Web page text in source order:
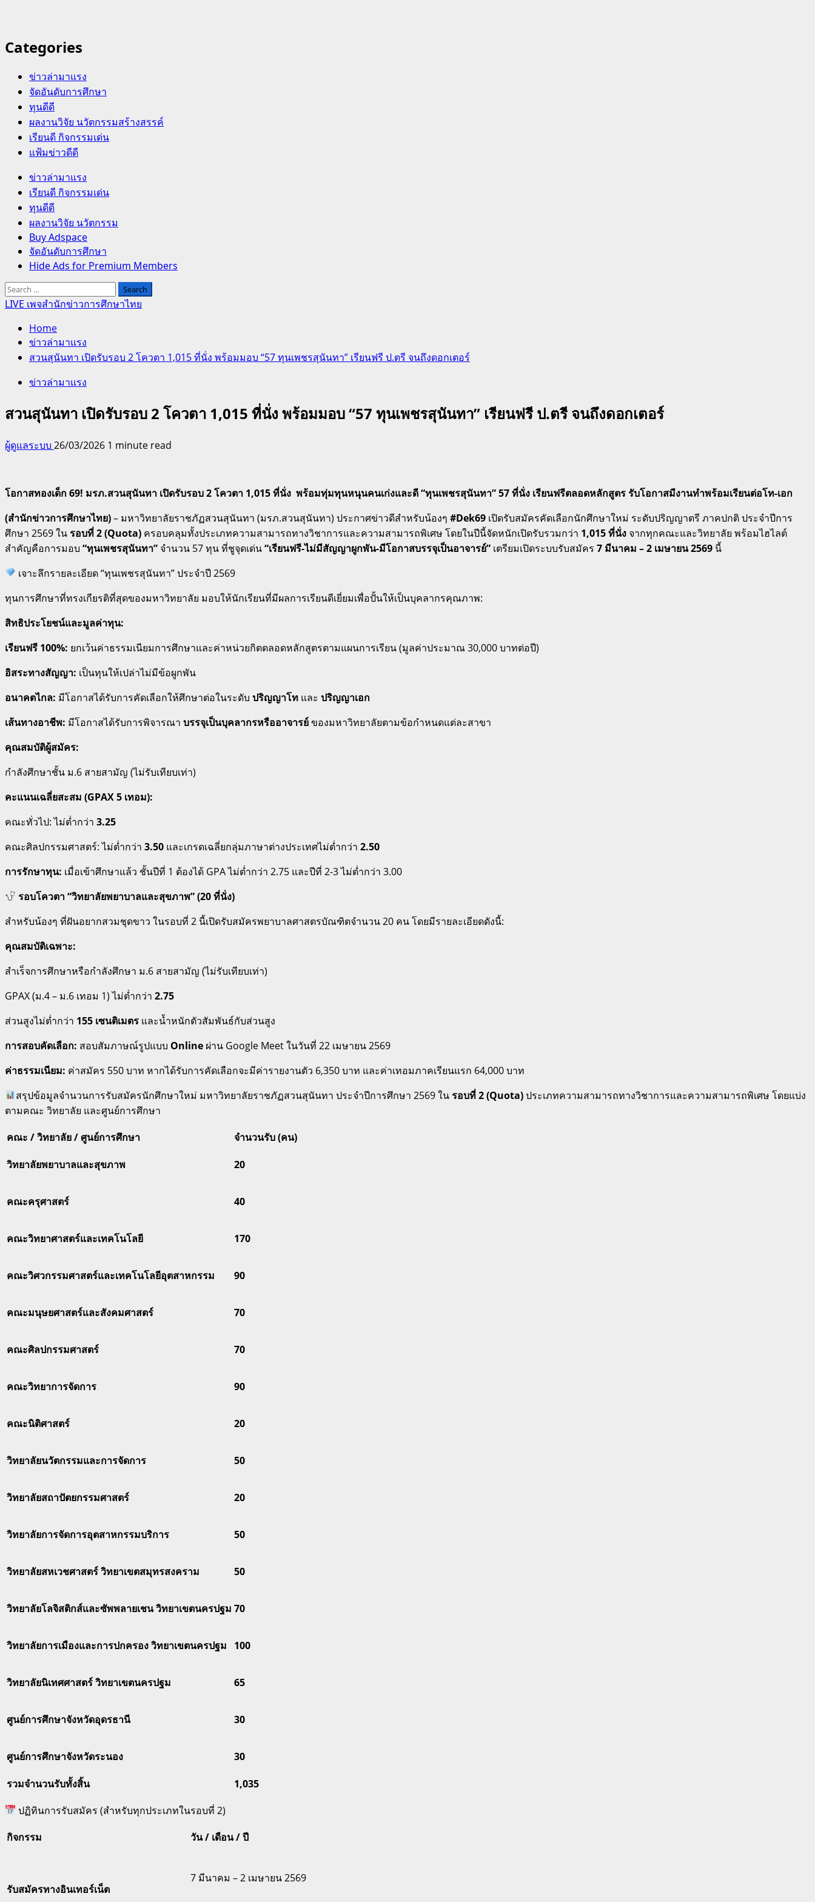
Categories
ข่าวล่ามาแรง
จัดอันดับการศึกษา
ทุนดีดี
ผลงานวิจัย นวัตกรรมสร้างสรรค์
เรียนดี กิจกรรมเด่น
แฟ้มข่าวดีดี
Primary
Menu
ข่าวล่ามาแรง
เรียนดี กิจกรรมเด่น
ทุนดีดี
ผลงานวิจัย นวัตกรรม
Buy Adspace
จัดอันดับการศึกษา
Hide Ads for Premium Members
Search
for:
LIVE เพจสำนักข่าวการศึกษาไทย
Home
ข่าวล่ามาแรง
สวนสุนันทา เปิดรับรอบ 2 โควตา 1,015 ที่นั่ง พร้อมมอบ “57 ทุนเพชรสุนันทา” เรียนฟรี ป.ตรี จนถึงดอกเตอร์
ข่าวล่ามาแรง
สวนสุนันทา เปิดรับรอบ 2 โควตา 1,015 ที่นั่ง พร้อมมอบ “57 ทุนเพชรสุนันทา” เรียนฟรี ป.ตรี จนถึงดอกเตอร์
ผู้ดูแลระบบ 26/03/2026 1 minute read
โอกาสทองเด็ก 69! มรภ.สวนสุนันทา เปิดรับรอบ 2 โควตา 1,015 ที่นั่ง พร้อมทุ่มทุนหนุนคนเก่งและดี “ทุนเพชรสุนันทา” 57 ที่นั่ง เรียนฟรีตลอดหลักสูตร รับโอกาสมีงานทำพร้อมเรียนต่อโท-เอก
(สำนักข่าวการศึกษาไทย)– มหาวิทยาลัยราชภัฏสวนสุนันทา (มรภ.สวนสุนันทา) ประกาศข่าวดีสำหรับน้องๆ #Dek69 เปิดรับสมัครคัดเลือกนักศึกษาใหม่ ระดับปริญญาตรี ภาคปกติ ประจำปีการ
ศึกษา 2569 ใน รอบที่ 2 (Quota) ครอบคลุมทั้งประเภทความสามารถทางวิชาการและความสามารถพิเศษ โดยในปีนี้จัดหนักเปิดรับรวมกว่า 1,015 ที่นั่ง จากทุกคณะและวิทยาลัย พร้อมไฮไลต์
สำคัญคือการมอบ “ทุนเพชรสุนันทา” จำนวน 57 ทุนที่ชูจุดเด่น“เรียนฟรี-ไม่มีสัญญาผูกพัน-มีโอกาสบรรจุเป็นอาจารย์” เตรียมเปิดระบบรับสมัคร 7 มีนาคม – 2 เมษายน 2569 นี้
เจาะลึกรายละเอียด “ทุนเพชรสุนันทา” ประจำปี 2569
ทุนการศึกษาที่ทรงเกียรติที่สุดของมหาวิทยาลัย มอบให้นักเรียนที่มีผลการเรียนดีเยี่ยมเพื่อปั้นให้เป็นบุคลากรคุณภาพ:
สิทธิประโยชน์และมูลค่าทุน:
เรียนฟรี 100%: ยกเว้นค่าธรรมเนียมการศึกษาและค่าหน่วยกิตตลอดหลักสูตรตามแผนการเรียน (มูลค่าประมาณ 30,000 บาทต่อปี)
อิสระทางสัญญา: เป็นทุนให้เปล่าไม่มีข้อผูกพัน
อนาคตไกล: มีโอกาสได้รับการคัดเลือกให้ศึกษาต่อในระดับ ปริญญาโท และ ปริญญาเอก
เส้นทางอาชีพ: มีโอกาสได้รับการพิจารณา บรรจุเป็นบุคลากรหรืออาจารย์ของมหาวิทยาลัยตามข้อกำหนดแต่ละสาขา
คุณสมบัติผู้สมัคร:
กำลังศึกษาชั้น ม.6 สายสามัญ (ไม่รับเทียบเท่า)
คะแนนเฉลี่ยสะสม (GPAX 5 เทอม):
คณะทั่วไป: ไม่ต่ำกว่า 3.25
คณะศิลปกรรมศาสตร์: ไม่ต่ำกว่า 3.50 และเกรดเฉลี่ยกลุ่มภาษาต่างประเทศไม่ต่ำกว่า 2.50
การรักษาทุน: เมื่อเข้าศึกษาแล้ว ชั้นปีที่ 1 ต้องได้ GPA ไม่ต่ำกว่า 2.75 และปีที่ 2-3 ไม่ต่ำกว่า 3.00
รอบโควตา “วิทยาลัยพยาบาลและสุขภาพ” (20 ที่นั่ง)
สำหรับน้องๆ ที่ฝันอยากสวมชุดขาว ในรอบที่ 2 นี้เปิดรับสมัครพยาบาลศาสตรบัณฑิตจำนวน 20 คนโดยมีรายละเอียดดังนี้:
คุณสมบัติเฉพาะ:
สำเร็จการศึกษาหรือกำลังศึกษา ม.6 สายสามัญ (ไม่รับเทียบเท่า)
GPAX (ม.4 – ม.6 เทอม 1) ไม่ต่ำกว่า 2.75
ส่วนสูงไม่ต่ำกว่า 155 เซนติเมตร และน้ำหนักตัวสัมพันธ์กับส่วนสูง
การสอบคัดเลือก: สอบสัมภาษณ์รูปแบบ Online ผ่าน Google Meet ในวันที่ 22 เมษายน 2569
ค่าธรรมเนียม: ค่าสมัคร 550 บาท หากได้รับการคัดเลือกจะมีค่ารายงานตัว 6,350 บาท และค่าเทอมภาคเรียนแรก 64,000 บาท
สรุปข้อมูลจำนวนการรับสมัครนักศึกษาใหม่ มหาวิทยาลัยราชภัฏสวนสุนันทา ประจำปีการศึกษา 2569 ใน รอบที่ 2 (Quota)ประเภทความสามารถทางวิชาการและความสามารถพิเศษ โดยแบ่ง
ตามคณะ วิทยาลัย และศูนย์การศึกษา
คณะ / วิทยาลัย / ศูนย์การศึกษา
จำนวนรับ (คน)
วิทยาลัยพยาบาลและสุขภาพ 20
คณะครุศาสตร์ 40
คณะวิทยาศาสตร์และเทคโนโลยี 170
คณะวิศวกรรมศาสตร์และเทคโนโลยีอุตสาหกรรม 90
คณะมนุษยศาสตร์และสังคมศาสตร์ 70
คณะศิลปกรรมศาสตร์ 70
คณะวิทยาการจัดการ 90
คณะนิติศาสตร์ 20
วิทยาลัยนวัตกรรมและการจัดการ 50
วิทยาลัยสถาปัตยกรรมศาสตร์ 20
วิทยาลัยการจัดการอุตสาหกรรมบริการ 50
วิทยาลัยสหเวชศาสตร์ วิทยาเขตสมุทรสงคราม 50
วิทยาลัยโลจิสติกส์และซัพพลายเชน วิทยาเขตนครปฐม 70
วิทยาลัยการเมืองและการปกครอง วิทยาเขตนครปฐม 100
วิทยาลัยนิเทศศาสตร์ วิทยาเขตนครปฐม 65
ศูนย์การศึกษาจังหวัดอุดรธานี 30
ศูนย์การศึกษาจังหวัดระนอง 30
รวมจำนวนรับทั้งสิ้น
1,035
ปฏิทินการรับสมัคร (สำหรับทุกประเภทในรอบที่ 2)
กิจกรรม
วัน / เดือน / ปี
รับสมัครทางอินเทอร์เน็ต
7 มีนาคม – 2 เมษายน 2569